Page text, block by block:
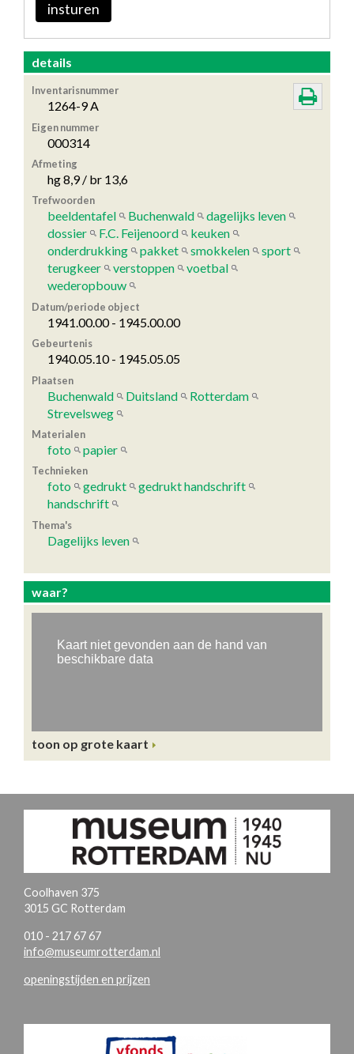
insturen
details
Inventarisnummer
1264-9 A
Eigen nummer
000314
Afmeting
hg 8,9 / br 13,6
Trefwoorden
beeldentafel Buchenwald
dagelijks leven
dossier
F.C. Feijenoord
keuken
onderdrukking
pakket smokkelen
sport
terugkeer
verstoppen
voetbal
wederopbouw
Datum/periode object
1941.00.00 - 1945.00.00
Gebeurtenis
1940.05.10 - 1945.05.05
Plaatsen
Buchenwald Duitsland
Rotterdam
Strevelsweg
Materialen
foto papier
Technieken
foto gedrukt
gedrukt handschrift
handschrift
Thema's
Dagelijks leven
waar?
toon op grote kaart
Coolhaven 375
3015 GC Rotterdam
010 - 217 67 67
info@museumrotterdam.nl
openingstijden en prijzen